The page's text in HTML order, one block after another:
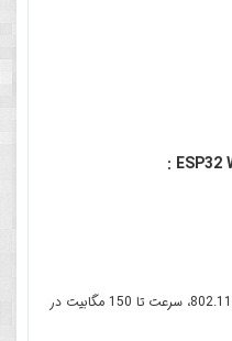
Wi-Fi : پشتیبانی از 802.11 b/g/n (802.11n، سرعت تا 150 مگابیت در